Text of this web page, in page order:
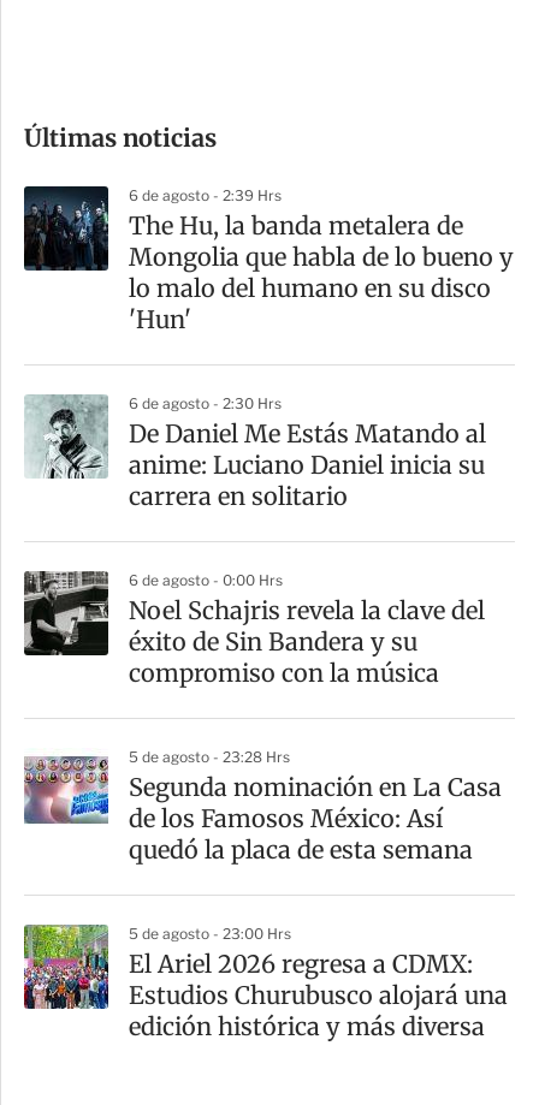
m
a
r
t
Últimas noticias
6 de agosto - 2:39 Hrs
The Hu, la banda metalera de
Mongolia que habla de lo bueno y
lo malo del humano en su disco
'Hun'
6 de agosto - 2:30 Hrs
De Daniel Me Estás Matando al
anime: Luciano Daniel inicia su
carrera en solitario
6 de agosto - 0:00 Hrs
Noel Schajris revela la clave del
éxito de Sin Bandera y su
compromiso con la música
5 de agosto - 23:28 Hrs
Segunda nominación en La Casa
de los Famosos México: Así
quedó la placa de esta semana
5 de agosto - 23:00 Hrs
El Ariel 2026 regresa a CDMX:
Estudios Churubusco alojará una
edición histórica y más diversa